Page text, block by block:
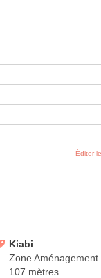
Éditer
Kiabi
Zone
107 mètres